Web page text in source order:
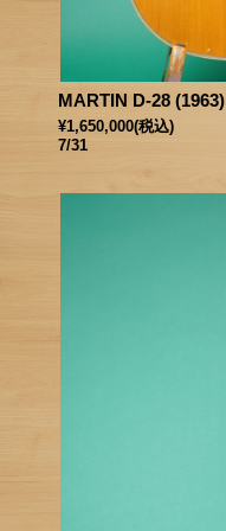
MARTIN D-28 (1963)
¥1,650,000(税込)
7/31